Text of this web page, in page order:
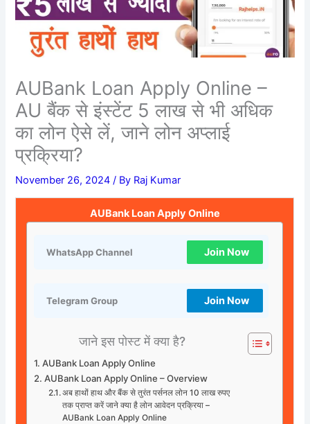
AUBank Loan Apply Online –
AU बैंक से इंस्टेंट 5 लाख से भी अधिक
का लोन ऐसे लें, जाने लोन अप्लाई
प्रक्रिया?
November 26, 2024/ By Raj Kumar
AUBank Loan Apply Online
WhatsApp Channel Join Now
Telegram Group Join Now
जाने इस पोस्ट में क्या है?
AUBank Loan Apply Online
AUBank Loan Apply Online – Overview
अब हाथों हाथ और बैंक से तुरंत पर्सनल लोन 10 लाख रुपए
तक प्राप्त करें जाने क्या है लोन आवेदन प्रक्रिया –
AUBank Loan Apply Online